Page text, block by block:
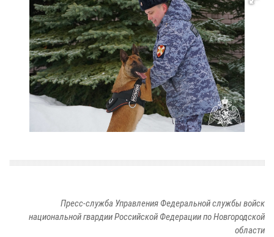
Пресс-служба Управления Федеральной службы войск
национальной гвардии Российской Федерации по Новгородской
области